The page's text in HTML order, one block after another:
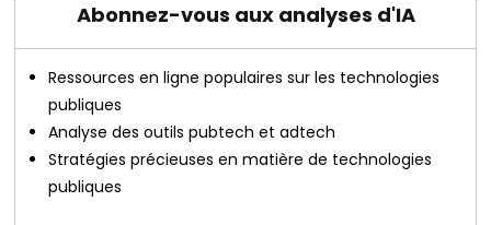
Abonnez-vous aux analyses d'IA
Ressources en ligne populaires sur les technologies
publiques
Analyse des outils pubtech et adtech
Stratégies précieuses en matière de technologies
publiques